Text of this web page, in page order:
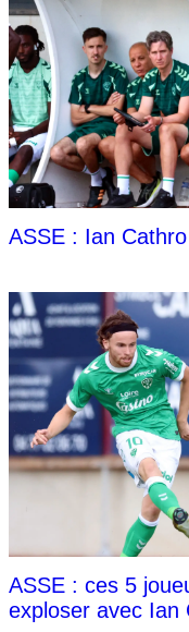
ASSE : Ian
ASSE : ces 5
exploser avec Ian